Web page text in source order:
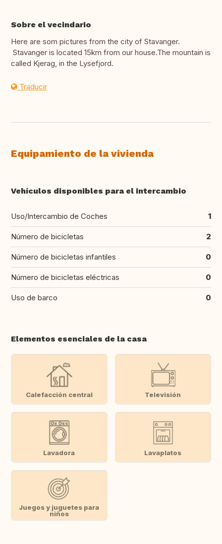
Sobre el vecindario
Here are som pictures from the city of Stavanger.
Stavanger is located 15km from our house.The mountain is
called Kjerag, in the Lysefjord.
Traducir
Equipamiento de la vivienda
Vehículos disponibles para el intercambio
Uso/Intercambio de Coches 1
Número de bicicletas 2
Número de bicicletas infantiles 0
Número de bicicletas eléctricas 0
Uso de barco 0
Elementos esenciales de la casa
Calefacción central Televisión
Lavadora Lavaplatos
Juegos y juguetes para
niños